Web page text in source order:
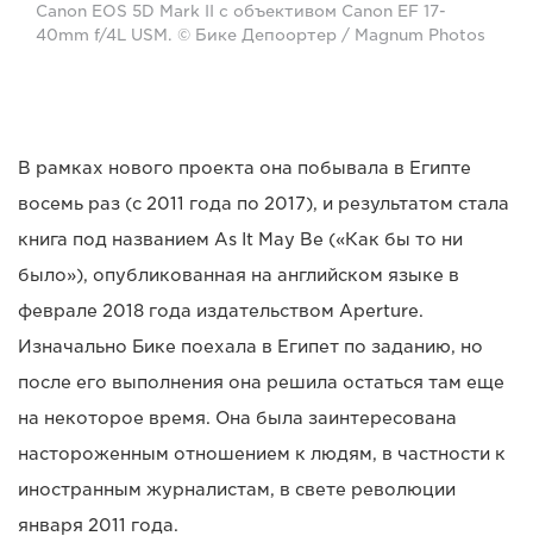
Canon EOS 5D Mark II с объективом Canon EF 17-
40mm f/4L USM. © Бике Депоортер / Magnum Photos
В рамках нового проекта она побывала в Египте
восемь раз (с 2011 года по 2017), и результатом стала
книга под названием As It May Be («Как бы то ни
было»), опубликованная на английском языке в
феврале 2018 года издательством Aperture.
Изначально Бике поехала в Египет по заданию, но
после его выполнения она решила остаться там еще
на некоторое время. Она была заинтересована
настороженным отношением к людям, в частности к
иностранным журналистам, в свете революции
января 2011 года.